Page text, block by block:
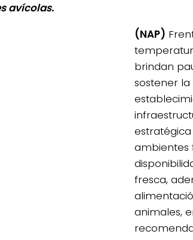
avícolas.
(NAP)
brindan
sostener
ambientes
fresca,
animales,